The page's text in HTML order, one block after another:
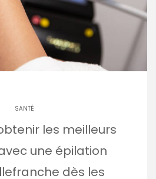
SANTÉ
les meilleurs
une épilation
dès les